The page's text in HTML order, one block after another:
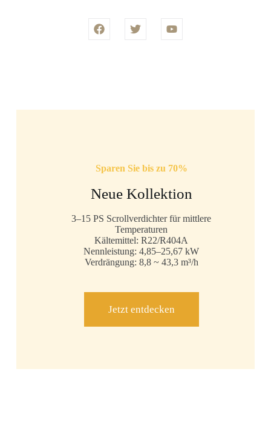
Sparen Sie bis zu 70%
Neue Kollektion
3–15 PS Scrollverdichter für mittlere
Temperaturen
Kältemittel: R22/R404A
Nennleistung: 4,85–25,67 kW
Verdrängung: 8,8 ~ 43,3 m³/h
Jetzt entdecken